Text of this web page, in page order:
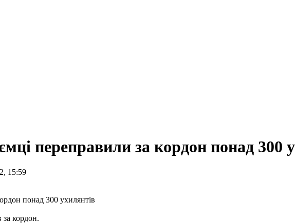
переправили за кордон понад 300
15:59
за кордон.